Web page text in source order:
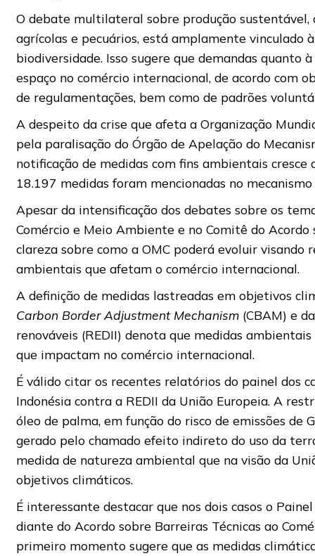
O debate multilateral sobre produção sustentável,
agrícolas e pecuários, está amplamente vinculado
biodiversidade. Isso sugere que demandas quanto
espaço no comércio internacional, de acordo com
de regulamentações, bem como de padrões
A despeito da crise que afeta a Organização
pela paralisação do Órgão de Apelação do
notificação de medidas com fins ambientais cresce
18.197 medidas foram mencionadas no
Apesar da intensificação dos debates sobre os
Comércio e Meio Ambiente e no Comitê do Acordo
clareza sobre como a OMC poderá evoluir visando
ambientais que afetam o comércio internacional.
A definição de medidas lastreadas em objetivos
Carbon Border Adjustment Mechanism(CBAM) e
renováveis (REDII) denota que medidas
que impactam no comércio internacional.
É válido citar os recentes relatórios do painel dos
Indonésia contra a REDII da União Europeia. A
óleo de palma, em função do risco de emissões de
gerado pelo chamado efeito indireto do uso da
medida de natureza ambiental que na visão da
objetivos climáticos.
É interessante destacar que nos dois casos o
diante do Acordo sobre Barreiras Técnicas ao
primeiro momento sugere que as medidas